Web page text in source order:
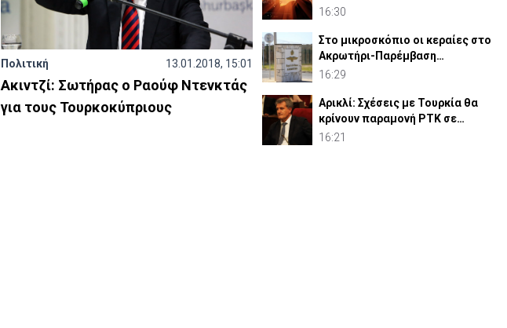
Πολιτική 13.01.2018, 15:01
Ακιντζί: Σωτήρας ο Ραούφ Ντενκτάς
για τους Τουρκοκύπριους
θερμοκρασία
16:30
Στο μικροσκόπιο οι κεραίες στο
Ακρωτήρι-Παρέμβαση
περιβαλλοντικών οργανώσεων
16:29
Αρικλί: Σχέσεις με Τουρκία θα
κρίνουν παραμονή ΡΤΚ σε
ενδεχόμενη «κυβέρνηση»
16:21